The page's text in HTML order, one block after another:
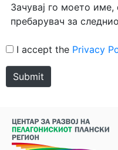
Зачувај го моето
пребарувач за
I accept the Privacy
Submit